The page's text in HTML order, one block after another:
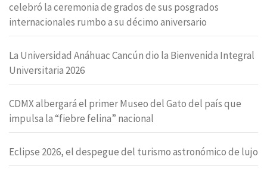
celebró la ceremonia de grados de sus posgrados
internacionales rumbo a su décimo aniversario
La Universidad Anáhuac Cancún dio la Bienvenida Integral
Universitaria 2026
CDMX albergará el primer Museo del Gato del país que
impulsa la “fiebre felina” nacional
Eclipse 2026, el despegue del turismo astronómico de lujo